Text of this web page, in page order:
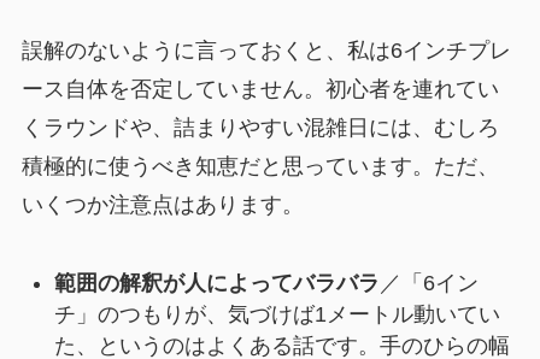
誤解のないように言っておくと、私は6インチプレ
ース自体を否定していません。初心者を連れてい
くラウンドや、詰まりやすい混雑日には、むしろ
積極的に使うべき知恵だと思っています。ただ、
いくつか注意点はあります。
範囲の解釈が人によってバラバラ ／「6イン
チ」のつもりが、気づけば1メートル動いてい
た、というのはよくある話です。手のひらの幅